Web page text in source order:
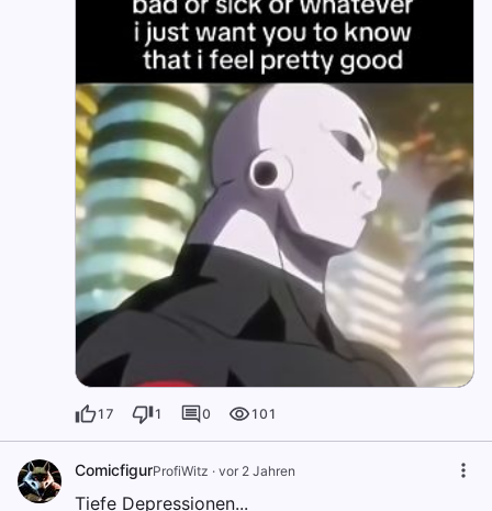
17 1 0 101
ComicfigurProfiWitz · vor 2 Jahren
Tiefe Depressionen...